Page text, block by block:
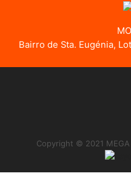
Bairro de Sta. Eugénia,
Copyright © 2021